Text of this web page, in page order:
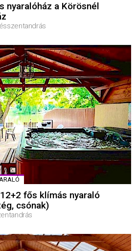
nyaralóház a Körösnél
fős klímás nyaraló
csónak)